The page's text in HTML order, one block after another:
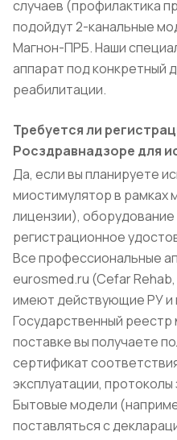
случаев (профилактика
подойдут 2-канальные
Магнон-ПРБ. Наши
аппарат под конкретный
реабилитации.
Требуется ли
Росздравнадзоре для
Да, если вы планируете
миостимулятор в рамках
лицензии),
регистрационное
Все профессиональные
eurosmed.ru (Cefar
имеют действующие РУ и
Государственный
поставке вы получаете
сертификат
эксплуатации, протоколы
Бытовые модели
поставляться с